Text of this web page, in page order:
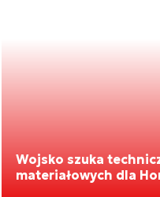
Wojsko szuka
materiałowych dla